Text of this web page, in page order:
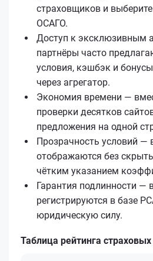
страховщиков и
ОСАГО.
Доступ к эксклюзивным
партнёры часто
условия, кэшбэк и
через агрегатор.
Экономия времени —
проверки десятков
предложения на одной
Прозрачность условий —
отображаются без
чётким указанием
Гарантия подлинности —
регистрируются в базе
юридическую силу.
Таблица рейтинга